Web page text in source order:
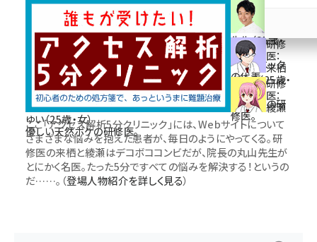
先生（35歳・
男）
当クリニック
の代表。
研修
医：
来栖
あきら（25歳・
男）
イケメンの研
修医。
研修
医：
綾瀬
ゆい（25歳・女）
優しい天然ボケの研修医。
ここ「アクセス解析5分クリニック」には、Webサイトについて
さまざまな悩みを抱えた患者が、毎日のようにやってくる。研
修医の来栖と綾瀬はデコボココンビだが、院長の丸山先生が
とにかく名医。たった5分ですべての悩みを解決する！というの
だ……。（登場人物紹介を詳しく見る）